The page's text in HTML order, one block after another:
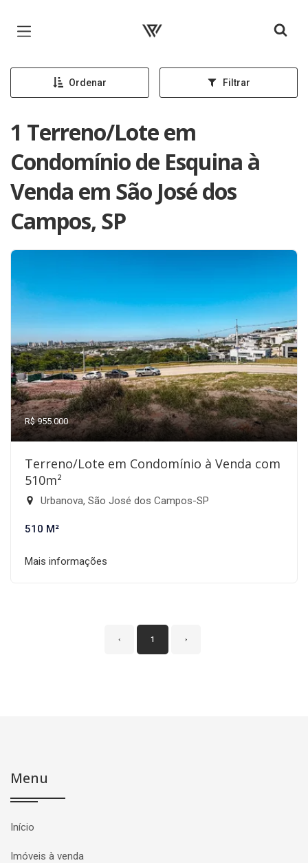
Página inicial
Ordenar Filtrar
1 Terreno/Lote em
Condomínio de Esquina à
Venda em São José dos
Campos, SP
R$ 955.000
Terreno/Lote em Condomínio à Venda com
510m²
Urbanova, São José dos Campos-SP
510 M²
Mais informações
‹ 1 ›
Menu
Início
Imóveis à venda